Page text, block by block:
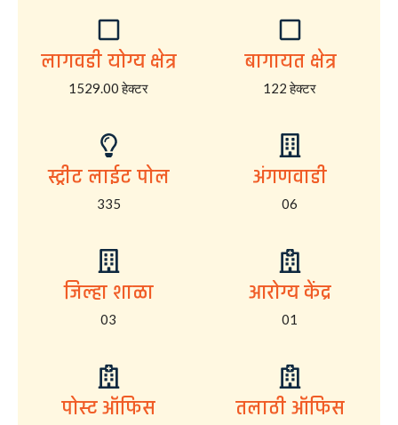
लागवडी योग्य क्षेत्र
1529.00 हेक्टर
बागायत क्षेत्र
122 हेक्टर
स्ट्रीट लाईट पोल
335
अंगणवाडी
06
जिल्हा शाळा
03
आरोग्य केंद्र
01
पोस्ट ऑफिस तलाठी ऑफिस